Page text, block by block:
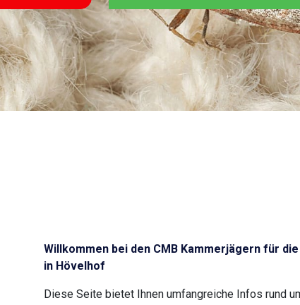
Willkommen bei den CMB Kammerjägern für
in Hövelhof
Diese Seite bietet Ihnen umfangreiche Infos rund